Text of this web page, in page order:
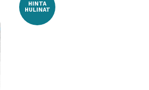
HINTA
HULINAT